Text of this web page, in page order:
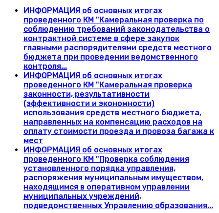
ИНФОРМАЦИЯ об основных итогах
проведенного КМ "Камеральная проверка по
соблюдению требований законодательства о
контрактной системе в сфере закупок
главными распорядителями средств местного
бюджета при проведении ведомственного
контроля...
ИНФОРМАЦИЯ об основных итогах
проведенного КМ "Камеральная проверка
законности, результативности
(эффективности и экономности)
использования средств местного бюджета,
направленных на компенсацию расходов на
оплату стоимости проезда и провоза багажа к
мест
ИНФОРМАЦИЯ об основных итогах
проведенного КМ "Проверка соблюдения
установленного порядка управления,
распоряжения муниципальным имуществом,
находящимся в оперативном управлении
муниципальных учреждений,
подведомственных Управлению образования...